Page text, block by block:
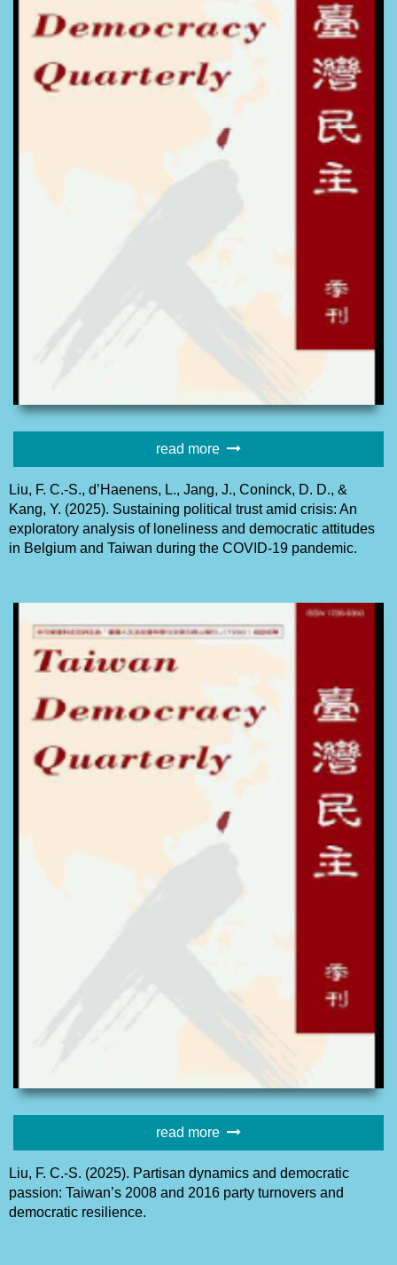
read more
Liu, F. C.-S., d’Haenens, L., Jang, J., Coninck, D. D., &
Kang, Y. (2025). Sustaining political trust amid crisis: An
exploratory analysis of loneliness and democratic attitudes
in Belgium and Taiwan during the COVID-19 pandemic.
read more
Liu, F. C.-S. (2025). Partisan dynamics and democratic
passion: Taiwan’s 2008 and 2016 party turnovers and
democratic resilience.